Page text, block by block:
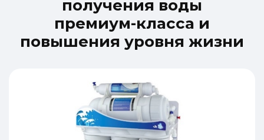
получения воды
премиум-класса и
повышения уровня жизни